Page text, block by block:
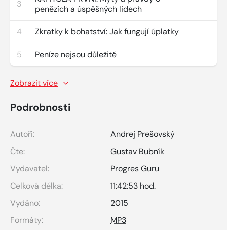
3
penězích a úspěšných lidech
4 Zkratky k bohatství: Jak fungují úplatky
5 Peníze nejsou důležité
Zobrazit více
Podrobnosti
Autoři:
Andrej Prešovský
Čte:
Gustav Bubník
Vydavatel:
Progres Guru
Celková délka:
11:42:53 hod.
Vydáno:
2015
Formáty:
MP3